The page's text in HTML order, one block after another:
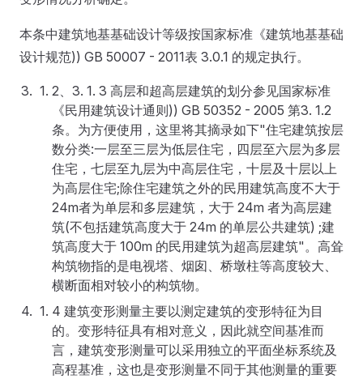
本条中建筑地基基础设计等级按国家标准《建筑地基基础
设计规范)) GB 50007 - 2011表 3.0.1 的规定执行。
2、3. 1. 3 高层和超高层建筑的划分参见国家标准
《民用建筑设计通则)) GB 50352 - 2005 第3. 1.2
条。为方便使用，这里将其摘录如下"住宅建筑按层
数分类:一层至三层为低层住宅，四层至六层为多层
住宅，七层至九层为中高层住宅，十层及十层以上
为高层住宅;除住宅建筑之外的民用建筑高度不大于
24m者为单层和多层建筑，大于 24m 者为高层建
筑(不包括建筑高度大于 24m 的单层公共建筑) ;建
筑高度大于 100m 的民用建筑为超高层建筑"。高耸
构筑物指的是电视塔、烟囱、桥墩柱等高度较大、
横断面相对较小的构筑物。
4 建筑变形测量主要以测定建筑的变形特征为目
的。变形特征具有相对意义，因此就空间基准而
言，建筑变形测量可以采用独立的平面坐标系统及
高程基准，这也是变形测量不同于其他测量的重要